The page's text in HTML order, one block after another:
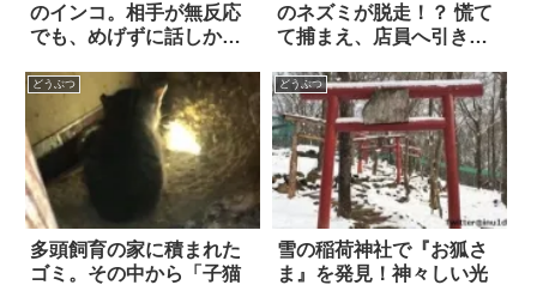
のインコ。相手が無反応
でも、めげずに話しかけ
のネズミが脱走！？ 慌て
て捕まえ、店員へ引き渡
どうぶつ
多頭飼育の家に積まれた
ゴミ。その中から「子猫
どうぶつ
雪の稲荷神社で『お狐さ
ま』を発見！神々しい光